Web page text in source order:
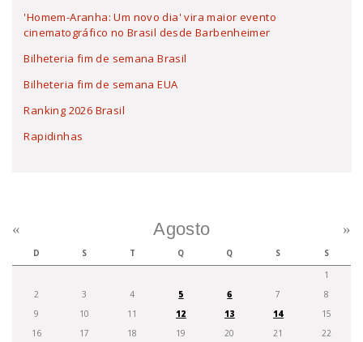
'Homem-Aranha: Um novo dia' vira maior evento
cinematográfico no Brasil desde Barbenheimer
Bilheteria fim de semana Brasil
Bilheteria fim de semana EUA
Ranking 2026 Brasil
Rapidinhas
Agosto
« »
D S T Q Q S
S
1
2
3 4 5 6 7
8
9
10 11 12 13 14
15
16
17 18 19 20 21
22